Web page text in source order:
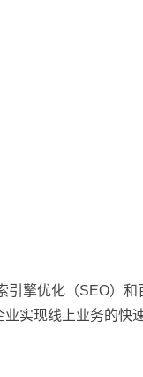
擎优化（SEO）
实现线上业务的快速